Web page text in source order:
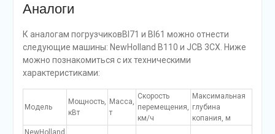
Аналоги
К аналогам погрузчиковBl71 и Bl61 можно отнести
следующие машины: NewHolland B110 и JCB 3CX. Ниже
можно познакомиться с их техническими
характеристиками:
Модель
Мощность,
кВт
Масса,
т
Скорость
перемещения,
км/ч
Максимальная
глубина
копания, м